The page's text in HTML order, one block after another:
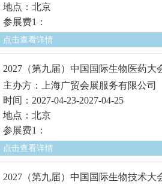
地点：北京
参展费1：
点击查看详情
2027（第九届）中国国际生物医药大
主办方：上海广贸会展服务有限公司
时间：2027-04-23-2027-04-25
地点：北京
参展费1：
点击查看详情
2027（第九届）中国国际生物技术大